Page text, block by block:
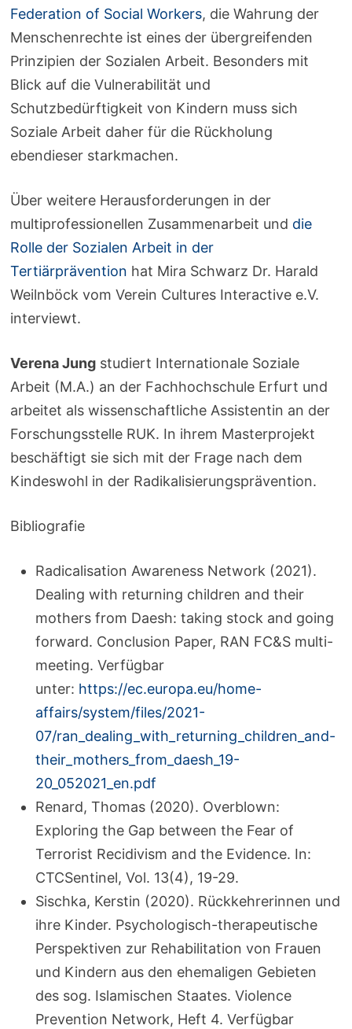
Federation of Social Workers, die Wahrung der
Menschenrechte ist eines der übergreifenden
Prinzipien der Sozialen Arbeit. Besonders mit
Blick auf die Vulnerabilität und
Schutzbedürftigkeit von Kindern muss sich
Soziale Arbeit daher für die Rückholung
ebendieser starkmachen.
Über weitere Herausforderungen in der
multiprofessionellen Zusammenarbeit und die
Rolle der Sozialen Arbeit in der
Tertiärprävention hat Mira Schwarz Dr. Harald
Weilnböck vom Verein Cultures Interactive e.V.
interviewt.
Verena Jungstudiert Internationale Soziale
Arbeit (M.A.) an der Fachhochschule Erfurt und
arbeitet als wissenschaftliche Assistentin an der
Forschungsstelle RUK. In ihrem Masterprojekt
beschäftigt sie sich mit der Frage nach dem
Kindeswohl in der Radikalisierungsprävention.
Bibliografie
Radicalisation Awareness Network (2021).
Dealing with returning children and their
mothers from Daesh: taking stock and going
forward. Conclusion Paper, RAN FC&S multi-
meeting. Verfügbar
unter: https://ec.europa.eu/home-
affairs/system/files/2021-
07/ran_dealing_with_returning_children_and-
their_mothers_from_daesh_19-
20_052021_en.pdf
Renard, Thomas (2020). Overblown:
Exploring the Gap between the Fear of
Terrorist Recidivism and the Evidence. In:
CTCSentinel, Vol. 13(4), 19-29.
Sischka, Kerstin (2020). Rückkehrerinnen und
ihre Kinder. Psychologisch-therapeutische
Perspektiven zur Rehabilitation von Frauen
und Kindern aus den ehemaligen Gebieten
des sog. Islamischen Staates. Violence
Prevention Network, Heft 4. Verfügbar